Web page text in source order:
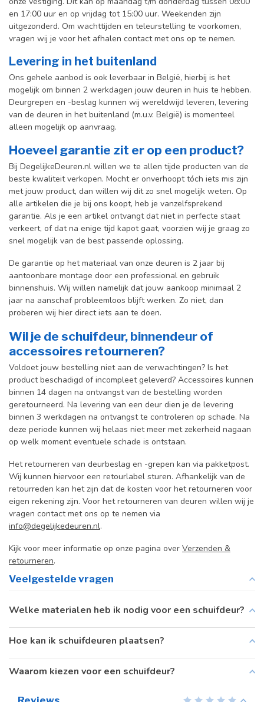
en 17:00 uur en op vrijdag tot 15:00 uur. Weekenden zijn
uitgezonderd. Om wachttijden en teleurstelling te voorkomen,
vragen wij je voor het afhalen contact met ons op te nemen.
Levering in het buitenland
Ons gehele aanbod is ook leverbaar in België, hierbij is het
mogelijk om binnen 2 werkdagen jouw deuren in huis te hebben.
Deurgrepen en -beslag kunnen wij wereldwijd leveren, levering
van de deuren in het buitenland (m.u.v. België) is momenteel
alleen mogelijk op aanvraag.
Hoeveel garantie zit er op een product?
Bij DegelijkeDeuren.nl willen we te allen tijde producten van de
beste kwaliteit verkopen. Mocht er onverhoopt tóch iets mis zijn
met jouw product, dan willen wij dit zo snel mogelijk weten. Op
alle artikelen die je bij ons koopt, heb je vanzelfsprekend
garantie. Als je een artikel ontvangt dat niet in perfecte staat
verkeert, of dat na enige tijd kapot gaat, voorzien wij je graag zo
snel mogelijk van de best passende oplossing.
De garantie op het materiaal van onze deuren is 2 jaar bij
aantoonbare montage door een professional en gebruik
binnenshuis. Wij willen namelijk dat jouw aankoop minimaal 2
jaar na aanschaf probleemloos blijft werken. Zo niet, dan
proberen wij hier direct iets aan te doen.
Wil je de schuifdeur, binnendeur of
accessoires retourneren?
Voldoet jouw bestelling niet aan de verwachtingen? Is het
product beschadigd of incompleet geleverd? Accessoires kunnen
binnen 14 dagen na ontvangst van de bestelling worden
geretourneerd. Na levering van een deur dien je de levering
binnen 3 werkdagen na ontvangst te controleren op schade. Na
deze periode kunnen wij helaas niet meer met zekerheid nagaan
op welk moment eventuele schade is ontstaan.
Het retourneren van deurbeslag en -grepen kan via pakketpost.
Wij kunnen hiervoor een retourlabel sturen. Afhankelijk van de
retourreden kan het zijn dat de kosten voor het retourneren voor
eigen rekening zijn. Voor het retourneren van deuren willen wij je
vragen contact met ons op te nemen via
info@degelijkedeuren.nl.
Kijk voor meer informatie op onze pagina over Verzenden &
retourneren.
Veelgestelde vragen
Welke materialen heb ik nodig voor een schuifdeur?
Hoe kan ik schuifdeuren plaatsen?
Waarom kiezen voor een schuifdeur?